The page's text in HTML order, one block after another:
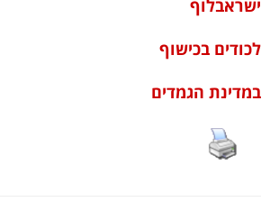
ישראבלוף
לכודים בכישוף
במדינת הגמדים